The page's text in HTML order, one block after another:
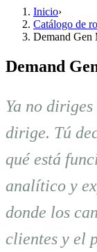
Inicio›
Catálogo de
Demand Gen
Demand
Ya no
dirige. Tú
qué está
analítico y
donde los
clientes y el